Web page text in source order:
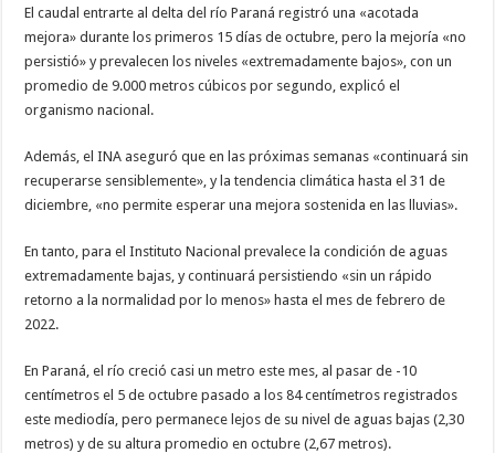
El caudal entrarte al delta del río Paraná registró una «acotada
mejora» durante los primeros 15 días de octubre, pero la mejoría «no
persistió» y prevalecen los niveles «extremadamente bajos», con un
promedio de 9.000 metros cúbicos por segundo, explicó el
organismo nacional.
Además, el INA aseguró que en las próximas semanas «continuará sin
recuperarse sensiblemente», y la tendencia climática hasta el 31 de
diciembre, «no permite esperar una mejora sostenida en las lluvias».
En tanto, para el Instituto Nacional prevalece la condición de aguas
extremadamente bajas, y continuará persistiendo «sin un rápido
retorno a la normalidad por lo menos» hasta el mes de febrero de
2022.
En Paraná, el río creció casi un metro este mes, al pasar de -10
centímetros el 5 de octubre pasado a los 84 centímetros registrados
este mediodía, pero permanece lejos de su nivel de aguas bajas (2,30
metros) y de su altura promedio en octubre (2,67 metros).